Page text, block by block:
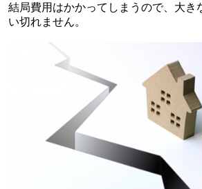
結局費用はかかってしまうので、大き
い切れません。